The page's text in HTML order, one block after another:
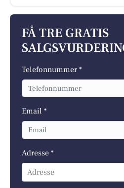
FÅ TRE GRATIS
Telefonnummer *
Email *
Adresse *
Adresse